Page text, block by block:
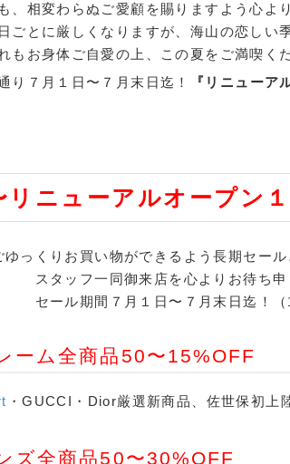
、相変わらぬご愛顧を賜りますよう心よ
ごとに厳しくなりますが、海山の恋しい
もお身体ご自愛の上、この夏をご満喫く
り７月１日〜７月末日迄！
『リニューア
リニューアルオープン
お買い物ができるよう長期セールと
同御来店を心よりお待ち申し
７月１日〜７月末日迄！（18
ーム全商品50〜15%OFF
・GUCCI・Dior厳選新商品、佐世保初上
ズ全商品50〜30%OFF